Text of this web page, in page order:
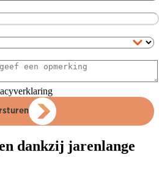
dankzij jarenlange